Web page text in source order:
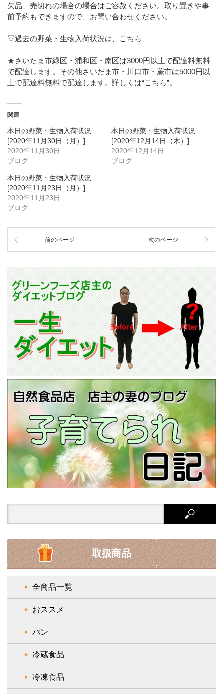
欠品、売切れの場合の場合はご容赦ください。取り置きや事
前予約もできますので、お問い合わせください。
▽過去の野菜・生物入荷状況は、こちら
★さいたま市緑区・浦和区・南区は3000円以上で配達料無料
で配達します。その他さいたま市・川口市・蕨市は5000円以
上で配達料無料で配達します。詳しくは“こちら”。
関連
本日の野菜・生物入荷状況
[2020年11月30日（月）]
2020年11月30日
ブログ
本日の野菜・生物入荷状況
[2020年12月14日（木）]
2020年12月14日
ブログ
本日の野菜・生物入荷状況
[2020年11月23日（月）]
2020年11月23日
ブログ
前のページ 次のページ
取扱商品
全商品一覧
おススメ
パン
冷蔵食品
冷凍食品